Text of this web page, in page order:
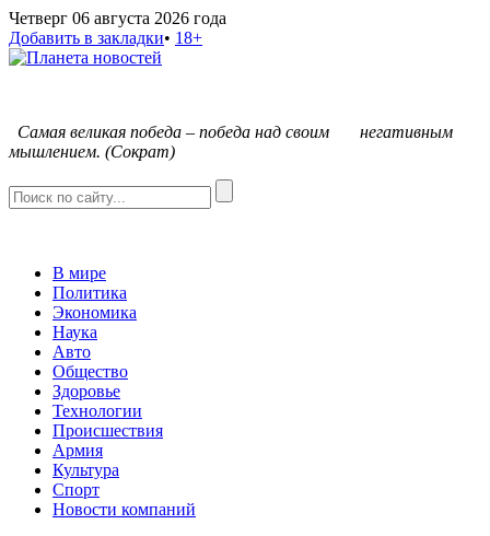
Четверг 06 августа 2026 года
Добавить в закладки• 18+
Самая великая победа – победа над своим негативным
мышлением. (Сократ)
В мире
Политика
Экономика
Наука
Авто
Общество
Здоровье
Технологии
Происшествия
Армия
Культура
Спорт
Новости компаний